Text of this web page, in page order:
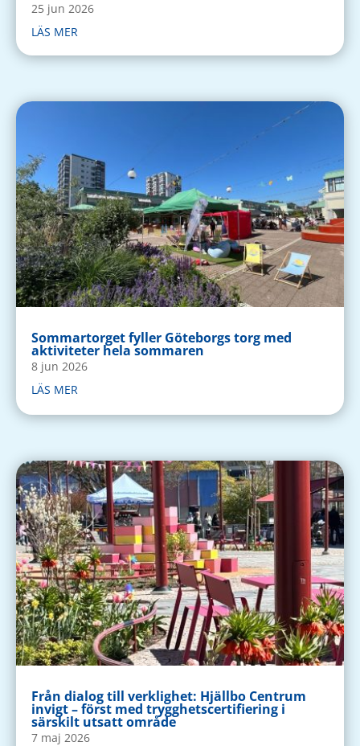
25 jun 2026
LÄS MER
Sommartorget fyller Göteborgs torg med
aktiviteter hela sommaren
8 jun 2026
LÄS MER
Från dialog till verklighet: Hjällbo Centrum
invigt – först med trygghetscertifiering i
särskilt utsatt område
7 maj 2026